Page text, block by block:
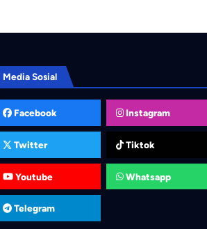
Media Sosial
Facebook Instagram
Twitter Tiktok
Youtube Whatsapp
Telegram